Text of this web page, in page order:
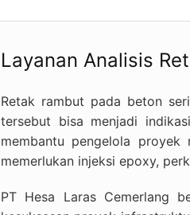
Layanan Analisis
Retak rambut pada beton
tersebut bisa menjadi
membantu pengelola
memerlukan injeksi epoxy,
PT Hesa Laras Cemerlang